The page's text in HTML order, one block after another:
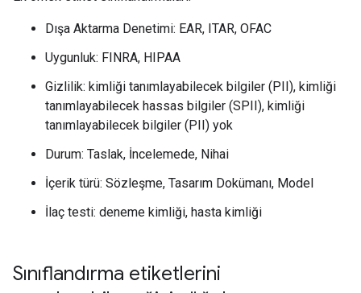
Dışa Aktarma Denetimi: EAR, ITAR, OFAC
Uygunluk: FINRA, HIPAA
Gizlilik: kimliği tanımlayabilecek bilgiler (PII), kimliği
tanımlayabilecek hassas bilgiler (SPII), kimliği
tanımlayabilecek bilgiler (PII) yok
Durum: Taslak, İncelemede, Nihai
İçerik türü: Sözleşme, Tasarım Dokümanı, Model
İlaç testi: deneme kimliği, hasta kimliği
Sınıflandırma etiketlerini